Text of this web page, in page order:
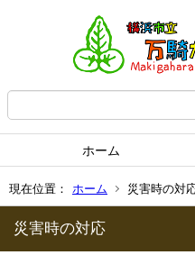
ホーム
現在位置： ホーム 災害時の対
災害時の対応